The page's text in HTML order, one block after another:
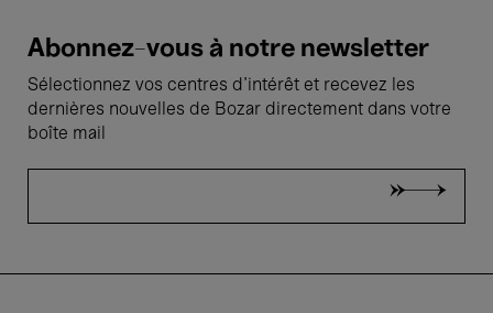
Abonnez-vous à notre newsletter
Sélectionnez vos centres d'intérêt et recevez les
dernières nouvelles de Bozar directement dans votre
boîte mail